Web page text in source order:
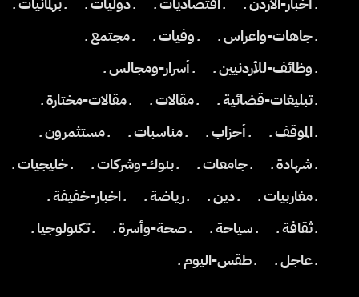
ـ جاهات-واعراس ـ
ـ وفيات ـ
ـ مجتمع ـ
ـ وظائف-للأردنيين ـ
ـ أسرار-ومجالس ـ
ـ تبليغات-قضائية ـ
ـ مقالات ـ
ـ مقالات-مختارة ـ
ـ الموقف ـ
ـ أحزاب ـ ـ مناسبات ـ
ـ مستثمرون ـ
ـ شهادة ـ
ـ جامعات ـ ـ بنوك-وشركات ـ
ـ خليجيات ـ
ـ مغاربيات ـ
ـ دين ـ ـ رياضة ـ
ـ اخبار-خفيفة ـ
ـ ثقافة ـ
ـ سياحة ـ ـ صحة-وأسرة ـ
ـ تكنولوجيا ـ
ـ عاجل ـ
ـ طقس-اليوم ـ